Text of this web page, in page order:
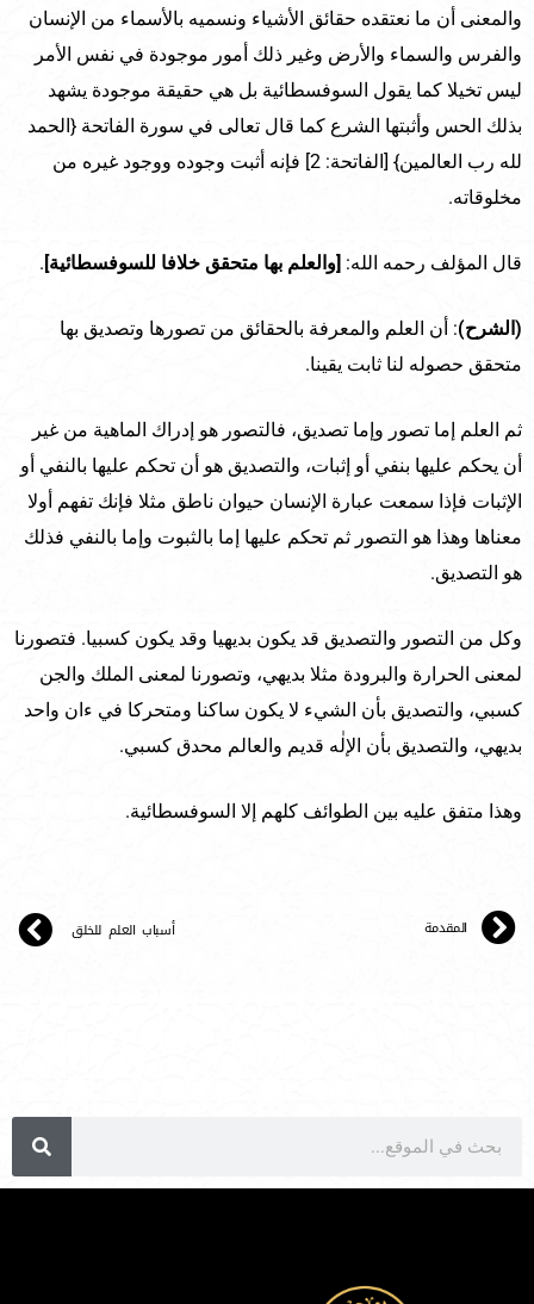
والمعنى أن ما نعتقده حقائق الأشياء ونسميه بالأسماء من الإنسان
والفرس والسماء والأرض وغير ذلك أمور موجودة في نفس الأمر
ليس تخيلا كما يقول السوفسطائية بل هي حقيقة موجودة يشهد
بذلك الحس وأثبتها الشرع كما قال تعالى في سورة الفاتحة {الحمد
لله رب العالمين} [الفاتحة: 2] فإنه أثبت وجوده ووجود غيره من
مخلوقاته.
قال المؤلف رحمه الله: [والعلم بها متحقق خلافا للسوفسطائية] .
(الشرح): أن العلم والمعرفة بالحقائق من تصورها وتصديق بها
متحقق حصوله لنا ثابت يقينا.
ثم العلم إما تصور وإما تصديق، فالتصور هو إدراك الماهية من غير
أن يحكم عليها بنفي أو إثبات، والتصديق هو أن تحكم عليها بالنفي أو
الإثبات فإذا سمعت عبارة الإنسان حيوان ناطق مثلا فإنك تفهم أولا
معناها وهذا هو التصور ثم تحكم عليها إما بالثبوت وإما بالنفي فذلك
هو التصديق.
وكل من التصور والتصديق قد يكون بديهيا وقد يكون كسبيا. فتصورنا
لمعنى الحرارة والبرودة مثلا بديهي، وتصورنا لمعنى الملك والجن
كسبي، والتصديق بأن الشيء لا يكون ساكنا ومتحركا في ءان واحد
بديهي، والتصديق بأن الإلٰه قديم والعالم محدق كسبي.
وهذا متفق عليه بين الطوائف كلهم إلا السوفسطائية.
المقدمة أسباب العلم للخلق